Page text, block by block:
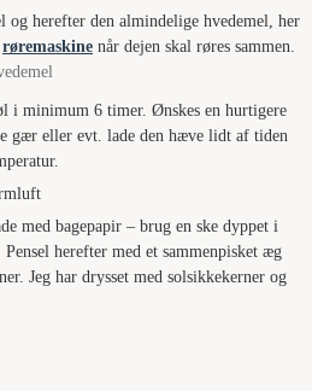
og herefter den almindelige hvedemel, her
røremaskine når dejen skal røres sammen.
i minimum 6 timer. Ønskes en hurtigere
gær eller evt. lade den hæve lidt af tiden
med bagepapir – brug en ske dyppet i
herefter med et sammenpisket æg
Jeg har drysset med solsikkekerner og